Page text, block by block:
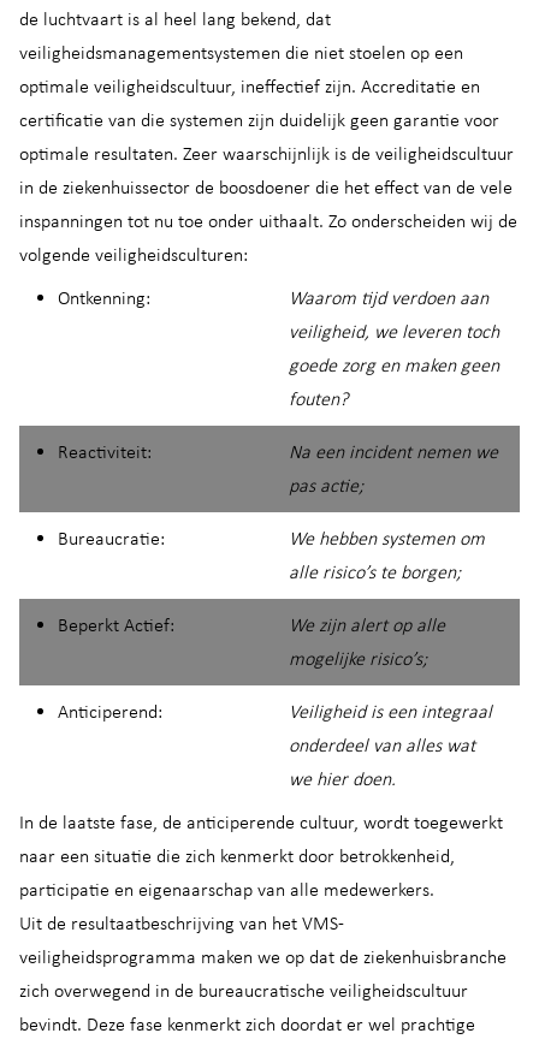
de luchtvaart is al heel lang bekend, dat
veiligheidsmanagementsystemen die niet stoelen op een
optimale veiligheidscultuur, ineffectief zijn. Accreditatie en
certificatie van die systemen zijn duidelijk geen garantie voor
optimale resultaten. Zeer waarschijnlijk is de veiligheidscultuur
in de ziekenhuissector de boosdoener die het effect van de vele
inspanningen tot nu toe onder uithaalt. Zo onderscheiden wij de
volgende veiligheidsculturen:
Ontkenning:
Waarom tijd verdoen aan
veiligheid, we leveren toch
goede zorg en maken geen
fouten?
Reactiviteit:
Na een incident nemen we
pas actie;
Bureaucratie:
We hebben systemen om
alle risico’s te borgen;
Beperkt Actief:
We zijn alert op alle
mogelijke risico’s;
Anticiperend:
Veiligheid is een integraal
onderdeel van alles wat
we hier doen.
In de laatste fase, de anticiperende cultuur, wordt toegewerkt
naar een situatie die zich kenmerkt door betrokkenheid,
participatie en eigenaarschap van alle medewerkers.
Uit de resultaatbeschrijving van het VMS-
veiligheidsprogramma maken we op dat de ziekenhuisbranche
zich overwegend in de bureaucratische veiligheidscultuur
bevindt. Deze fase kenmerkt zich doordat er wel prachtige